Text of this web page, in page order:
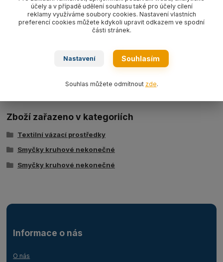
Tabulka nosností - kruhové smyčky typ BRS
Zboží zařazeno v kategoriích
Textilní vázací prostředky
Smyčky kruhové nekonečné
Smyčky kruhové nekonečné
Informace o nás
O nás
účely a v případě udělení souhlasu také pro účely cílení
reklamy využíváme soubory cookies. Nastavení vlastních
preferencí cookies můžete kdykoli upravit odkazem ve spodní
části stránek.
Nastavení Souhlasím
Souhlas můžete odmítnout zde.